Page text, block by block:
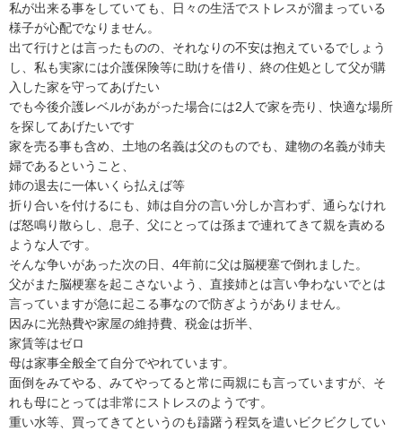
私が出来る事をしていても、日々の生活でストレスが溜まっている
様子が心配でなりません。
出て行けとは言ったものの、それなりの不安は抱えているでしょう
し、私も実家には介護保険等に助けを借り、終の住処として父が購
入した家を守ってあげたい
でも今後介護レベルがあがった場合には2人で家を売り、快適な場所
を探してあげたいです
家を売る事も含め、土地の名義は父のものでも、建物の名義が姉夫
婦であるということ、
姉の退去に一体いくら払えば等
折り合いを付けるにも、姉は自分の言い分しか言わず、通らなけれ
ば怒鳴り散らし、息子、父にとっては孫まで連れてきて親を責める
ような人です。
そんな争いがあった次の日、4年前に父は脳梗塞で倒れました。
父がまた脳梗塞を起こさないよう、直接姉とは言い争わないでとは
言っていますが急に起こる事なので防ぎようがありません。
因みに光熱費や家屋の維持費、税金は折半、
家賃等はゼロ
母は家事全般全て自分でやれています。
面倒をみてやる、みてやってると常に両親にも言っていますが、そ
れも母にとっては非常にストレスのようです。
重い水等、買ってきてというのも躊躇う程気を遣いビクビクしてい